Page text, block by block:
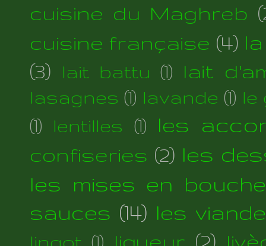
cuisine du Maghreb
cuisine française (4)
(3)
lait battu (1) lait
lasagnes (1) lavande (1) le
(1)
lentilles (1) les
confiseries (2) les
les mises en bouche
sauces (14) les
lingot (1) liqueur (2)